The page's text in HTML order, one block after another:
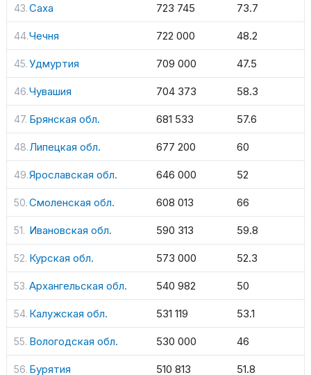
Саха 723 745 73.7
Чечня 722 000 48.2
Удмуртия 709 000 47.5
Чувашия 704 373 58.3
Брянская обл. 681 533 57.6
Липецкая обл. 677 200 60
Ярославская обл. 646 000 52
Смоленская обл. 608 013 66
Ивановская обл. 590 313 59.8
Курская обл. 573 000 52.3
Архангельская обл. 540 982 50
Калужская обл. 531 119 53.1
Вологодская обл. 530 000 46
Бурятия 510 813 51.8